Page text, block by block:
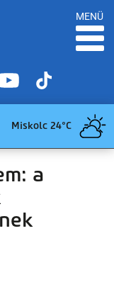
MENÜ
Miskolc 24°C
a